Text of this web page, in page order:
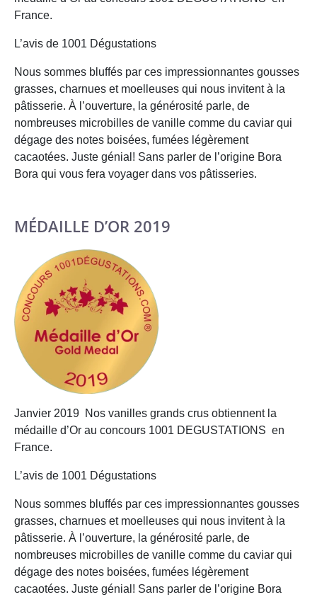
France.
L’avis de 1001 Dégustations
Nous sommes bluffés par ces impressionnantes gousses
grasses, charnues et moelleuses qui nous invitent à la
pâtisserie. À l’ouverture, la générosité parle, de
nombreuses microbilles de vanille comme du caviar qui
dégage des notes boisées, fumées légèrement
cacaotées. Juste génial! Sans parler de l’origine Bora
Bora qui vous fera voyager dans vos pâtisseries.
MÉDAILLE D’OR 2019
Janvier 2019 Nos vanilles grands crus obtiennent la
médaille d’Or au concours 1001 DEGUSTATIONS en
France.
L’avis de 1001 Dégustations
Nous sommes bluffés par ces impressionnantes gousses
grasses, charnues et moelleuses qui nous invitent à la
pâtisserie. À l’ouverture, la générosité parle, de
nombreuses microbilles de vanille comme du caviar qui
dégage des notes boisées, fumées légèrement
cacaotées. Juste génial! Sans parler de l’origine Bora